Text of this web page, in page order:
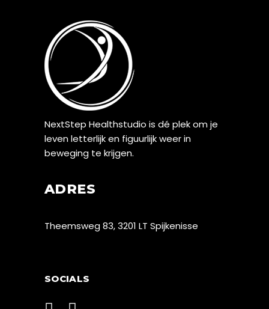
NextStep Healthstudio is dé plek om je
leven letterlijk en figuurlijk weer in
beweging te krijgen.
ADRES
Theemsweg 83, 3201 LT Spijkenisse
SOCIALS